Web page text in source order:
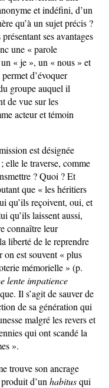
et indéfini, d’un
qu’à un sujet précis ?
ses avantages
une « parole
« je », un « nous » et
d’évoquer
groupe auquel il
de vue sur les
acteur et témoin
est désignée
elle le traverse, comme
? Quoi ? Et
que « les héritiers
qu’ils reçoivent, oui, et
qu’ils laissent aussi,
connaître leur
liberté de le reprendre
est souvent « plus
mémorielle » (p.
lenteimpatience
Il s’agit de sauver de
de sa génération qui
malgré les revers et
qui ont scandé la
».
trouve son ancrage
d’un habitusqui